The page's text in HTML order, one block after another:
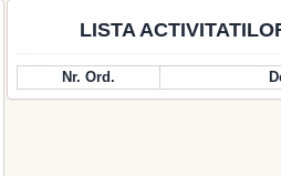
LISTA
Nr. Ord.